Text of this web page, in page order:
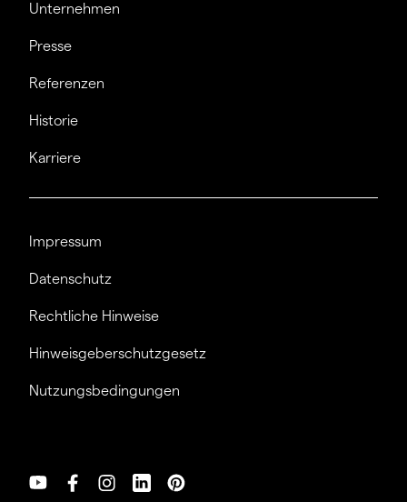
Unternehmen
Presse
Referenzen
Historie
Karriere
Impressum
Datenschutz
Rechtliche Hinweise
Hinweisgeberschutzgesetz
Nutzungsbedingungen